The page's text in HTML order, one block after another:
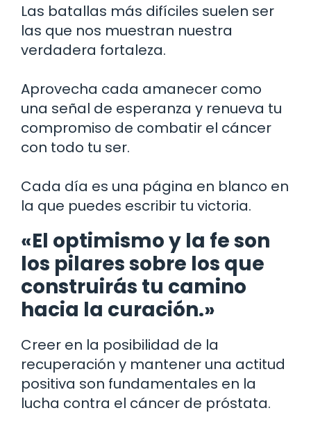
Las batallas más difíciles suelen ser
las que nos muestran nuestra
verdadera fortaleza.
Aprovecha cada amanecer como
una señal de esperanza y renueva tu
compromiso de combatir el cáncer
con todo tu ser.
Cada día es una página en blanco en
la que puedes escribir tu victoria.
«El optimismo y la fe son
los pilares sobre los que
construirás tu camino
hacia la curación.»
Creer en la posibilidad de la
recuperación y mantener una actitud
positiva son fundamentales en la
lucha contra el cáncer de próstata.